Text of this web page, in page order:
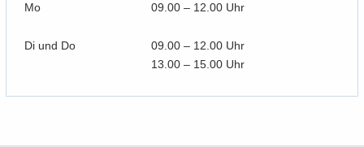
Mo 09.00 – 12.00 Uhr
Di und Do
09.00 – 12.00 Uhr
13.00 – 15.00 Uhr